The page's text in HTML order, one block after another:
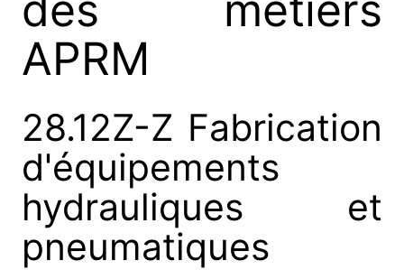
APRM
28.12Z-Z Fabrication
d'équipements
hydrauliques et
pneumatiques